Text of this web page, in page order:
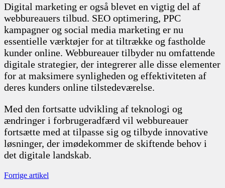
Digital marketing er også blevet en vigtig del af
webbureauers tilbud. SEO optimering, PPC
kampagner og social media marketing er nu
essentielle værktøjer for at tiltrække og fastholde
kunder online. Webbureauer tilbyder nu omfattende
digitale strategier, der integrerer alle disse elementer
for at maksimere synligheden og effektiviteten af
deres kunders online tilstedeværelse.
Med den fortsatte udvikling af teknologi og
ændringer i forbrugeradfærd vil webbureauer
fortsætte med at tilpasse sig og tilbyde innovative
løsninger, der imødekommer de skiftende behov i
det digitale landskab.
Forrige artikel